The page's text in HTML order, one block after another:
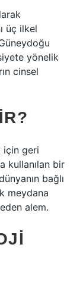
üç ilkel
yönelik
cinsel
için geri
kullanılan bir
bağlı
meydana
alem.